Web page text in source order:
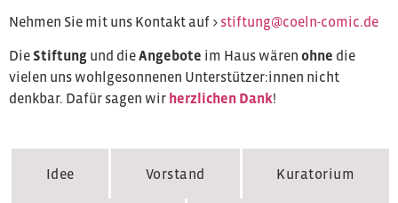
Nehmen Sie mit uns Kontakt auf > stiftung@coeln-comic.de
Die Stiftung und dieAngebote im Haus wären ohne die
vielen uns wohlgesonnenen Unterstützer:innen nicht
denkbar. Dafür sagen wir herzlichen Dank!
Idee Vorstand Kuratorium